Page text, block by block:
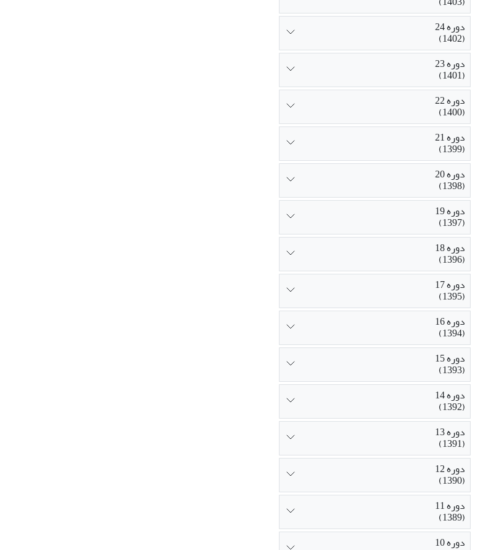
دوره 24
(1402)
دوره 23
(1401)
دوره 22
(1400)
دوره 21
(1399)
دوره 20
(1398)
دوره 19
(1397)
دوره 18
(1396)
دوره 17
(1395)
دوره 16
(1394)
دوره 15
(1393)
دوره 14
(1392)
دوره 13
(1391)
دوره 12
(1390)
دوره 11
(1389)
دوره 10